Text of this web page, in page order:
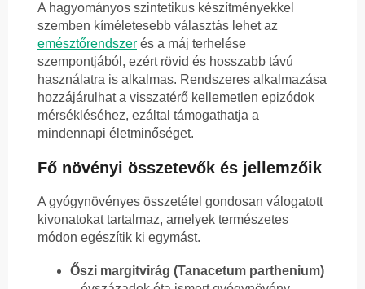
A hagyományos szintetikus készítményekkel
szemben kíméletesebb választás lehet az
emésztőrendszer és a máj terhelése
szempontjából, ezért rövid és hosszabb távú
használatra is alkalmas. Rendszeres alkalmazása
hozzájárulhat a visszatérő kellemetlen epizódok
mérsékléséhez, ezáltal támogathatja a
mindennapi életminőséget.
Fő növényi összetevők és jellemzőik
A gyógynövényes összetétel gondosan válogatott
kivonatokat tartalmaz, amelyek természetes
módon egészítik ki egymást.
Őszi margitvirág (Tanacetum parthenium)